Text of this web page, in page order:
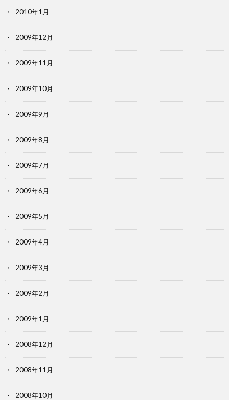
2010年1月
2009年12月
2009年11月
2009年10月
2009年9月
2009年8月
2009年7月
2009年6月
2009年5月
2009年4月
2009年3月
2009年2月
2009年1月
2008年12月
2008年11月
2008年10月